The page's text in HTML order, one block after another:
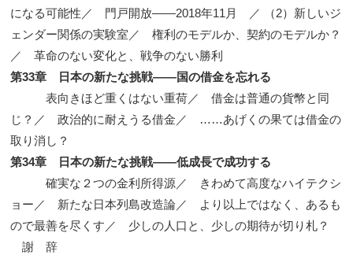
になる可能性／ 門戸開放——2018年11月 ／ （2）新しいジ
ェンダー関係の実験室／ 権利のモデルか、契約のモデルか？
／ 革命のない変化と、戦争のない勝利
第33章 日本の新たな挑戦——国の借金を忘れる
表向きほど重くはない重荷／ 借金は普通の貨幣と同
じ？／ 政治的に耐えうる借金／ ……あげくの果ては借金の
取り消し？
第34章 日本の新たな挑戦——低成長で成功する
確実な２つの金利所得源／ きわめて高度なハイテクシ
ョー／ 新たな日本列島改造論／ より以上ではなく、あるも
ので最善を尽くす／ 少しの人口と、少しの期待が切り札？
謝 辞